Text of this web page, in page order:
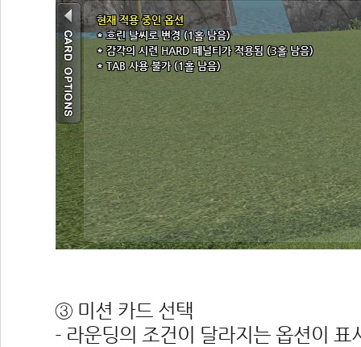
③ 미션 카드 선택
- 라운딩의 조건이 달라지는 옵션이 표